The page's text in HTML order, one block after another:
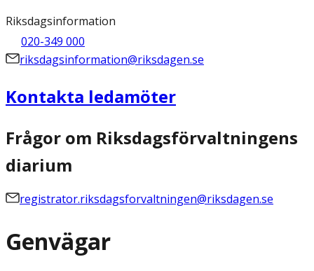
Riksdagsinformation
020-349 000
riksdagsinformation@riksdagen.se
Kontakta ledamöter
Frågor om Riksdagsförvaltningens
diarium
registrator.riksdagsforvaltningen@riksdagen.se
Genvägar